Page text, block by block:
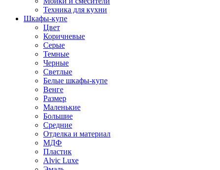
Техника для кухни
Шкафы-купе
Цвет
Коричневые
Серые
Темные
Черные
Светлые
Белые шкафы-купе
Венге
Размер
Маленькие
Большие
Средние
Отделка и материал
МДФ
Пластик
Alvic Luxe